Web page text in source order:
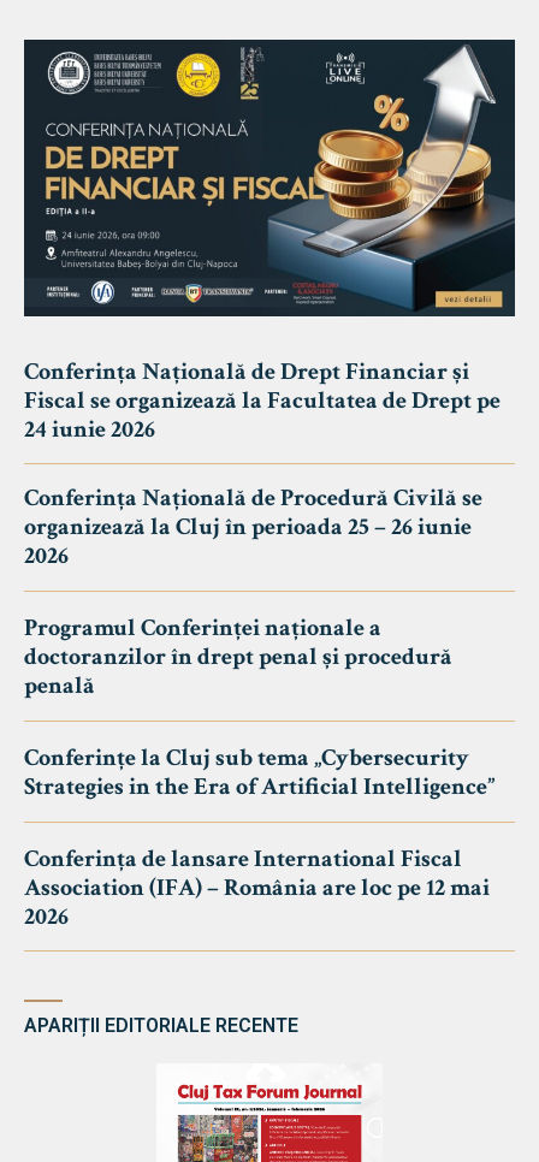
Conferința Națională de Drept Financiar și
Fiscal se organizează la Facultatea de Drept pe
24 iunie 2026
Conferința Națională de Procedură Civilă se
organizează la Cluj în perioada 25 – 26 iunie
2026
Programul Conferinței naționale a
doctoranzilor în drept penal și procedură
penală
Conferințe la Cluj sub tema „Cybersecurity
Strategies in the Era of Artificial Intelligence”
Conferința de lansare International Fiscal
Association (IFA) – România are loc pe 12 mai
2026
APARIȚII EDITORIALE RECENTE